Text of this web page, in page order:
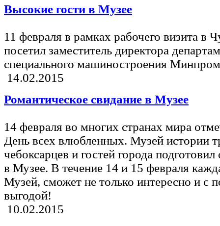
Высокие гости в Музее
11 февраля в рамках рабочего визита
посетил заместитель директора
специального машиностроения
14.02.2015
Романтическое свидание в Музее
14 февраля во многих странах мира
День всех влюбленных. Музей истории
чебоксарцев и гостей города
в Музее. В течение 14 и 15 февраля
Музей, сможет не только интересно и с
выгодой!
10.02.2015